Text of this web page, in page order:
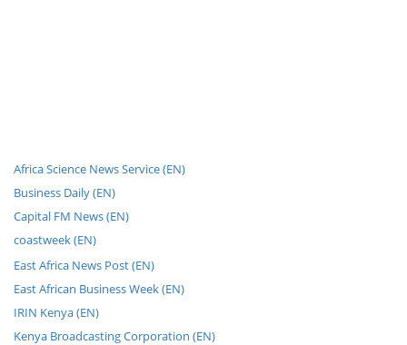
Africa Science News Service (EN)
Business Daily (EN)
Capital FM News (EN)
coastweek (EN)
East Africa News Post (EN)
East African Business Week (EN)
IRIN Kenya (EN)
Kenya Broadcasting Corporation (EN)